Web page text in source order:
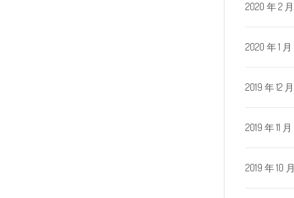
2020 年 2 月
2020 年 1 月
2019 年 12 月
2019 年 11 月
2019 年 10 月